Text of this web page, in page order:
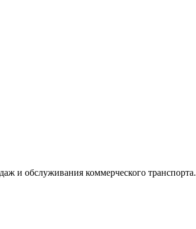
обслуживания коммерческого транспорта.